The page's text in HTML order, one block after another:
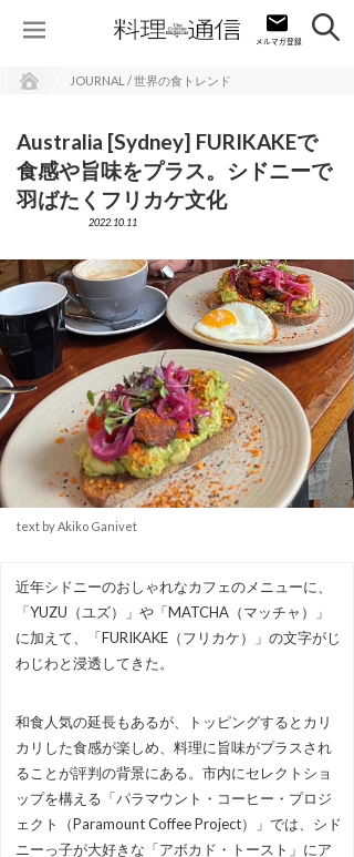
JOURNAL / 世界の食トレンド
Australia [Sydney] FURIKAKEで
食感や旨味をプラス。シドニーで
羽ばたくフリカケ文化
2022.10.11
text by Akiko Ganivet
近年シドニーのおしゃれなカフェのメニューに、
「YUZU（ユズ）」や「MATCHA（マッチャ）」
に加えて、「FURIKAKE（フリカケ）」の文字がじ
わじわと浸透してきた。
和食人気の延長もあるが、トッピングするとカリ
カリした食感が楽しめ、料理に旨味がプラスされ
ることが評判の背景にある。市内にセレクトショ
ップを構える「パラマウント・コーヒー・プロジ
ェクト（Paramount Coffee Project）」では、シド
ニーっ子が大好きな「アボカド・トースト」にア